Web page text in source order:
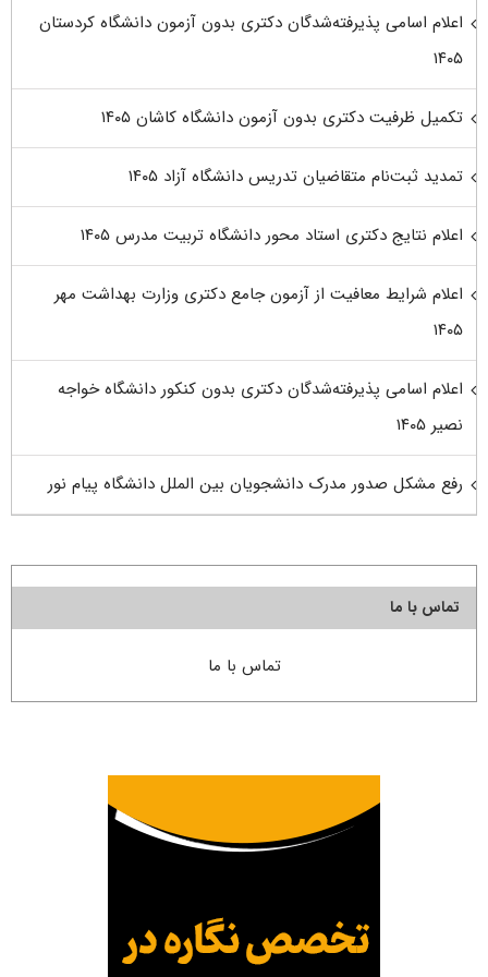
اعلام اسامی پذیرفته‌شدگان دکتری بدون آزمون دانشگاه کردستان
۱۴۰۵
تکمیل ظرفیت دکتری بدون آزمون دانشگاه کاشان ۱۴۰۵
تمدید ثبت‌نام متقاضیان تدریس دانشگاه آزاد ۱۴۰۵
اعلام نتایج دکتری استاد محور دانشگاه تربیت مدرس ۱۴۰۵
اعلام شرایط معافیت از آزمون جامع دکتری وزارت بهداشت مهر
۱۴۰۵
اعلام اسامی پذیرفته‌شدگان دکتری بدون کنکور دانشگاه خواجه
نصیر ۱۴۰۵
رفع مشکل صدور مدرک دانشجویان بین الملل دانشگاه پیام نور
تماس با ما
تماس با ما